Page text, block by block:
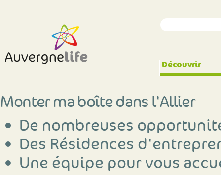
Découvrir
Monter ma boîte dans l'Allier
De nombreuses
Des Résidences
Une équipe pour vous